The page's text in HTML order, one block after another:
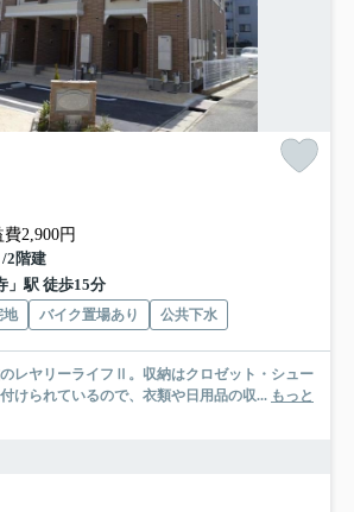
2,900円
2階建
」駅 徒歩15分
地 バイク置場あり 公共下水
レヤリーライフⅡ。収納はクロゼット・シュー
けられているので、衣類や日用品の収... もっと